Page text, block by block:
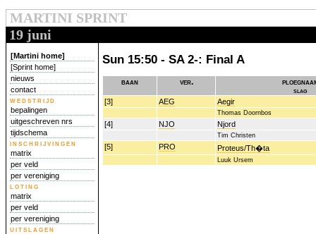
MARTINI SPRINT
19 juni
[Martini home]
[Sprint home]
nieuws
contact
wedstrijd
bepalingen
uitgeschreven nrs
tijdschema
inschrijvingen
matrix
per veld
per vereniging
loting
matrix
per veld
per vereniging
uitslagen
Sun 15:50 - SA 2-: Final A
baan ver.
slag
[3] AEG Aegir
Thomas Doornbos
[4] NJO Njord
Tim Christen
[5] PRO Proteus/Th�ta
Luuk Ursem